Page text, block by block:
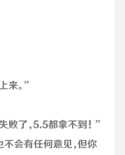
来。”
败了，5.5都拿不到！”
不会有任何意见，但你